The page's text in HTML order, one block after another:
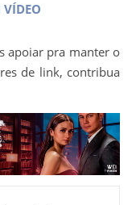
VÍDEO
apoiar pra manter o
de link, contribua